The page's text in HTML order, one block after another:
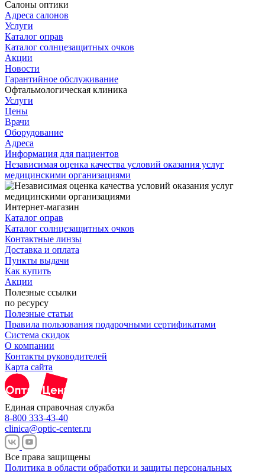
Салоны оптики
Адреса салонов
Услуги
Каталог оправ
Каталог солнцезащитных очков
Акции
Новости
Гарантийное обслуживание
Офтальмологическая клиника
Услуги
Цены
Врачи
Оборудование
Адреса
Информация для пациентов
Независимая оценка качества условий оказания услуг
медицинскими организациями
Интернет-магазин
Каталог оправ
Каталог солнцезащитных очков
Контактные линзы
Доставка и оплата
Пункты выдачи
Как купить
Акции
Полезные ссылки
по ресурсу
Полезные статьи
Правила пользования подарочными сертификатами
Система скидок
О компании
Контакты руководителей
Карта сайта
Единая справочная служба
8-800 333-43-40
clinica@optic-center.ru
Все права защищены
Политика в области обработки и защиты персональных